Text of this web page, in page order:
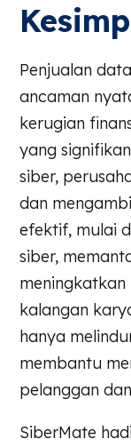
Penjualan
ancaman
kerugian
yang
siber,
dan
efektif, mulai
siber,
meningkatkan
kalangan
hanya
membantu
pelanggan
SiberMate